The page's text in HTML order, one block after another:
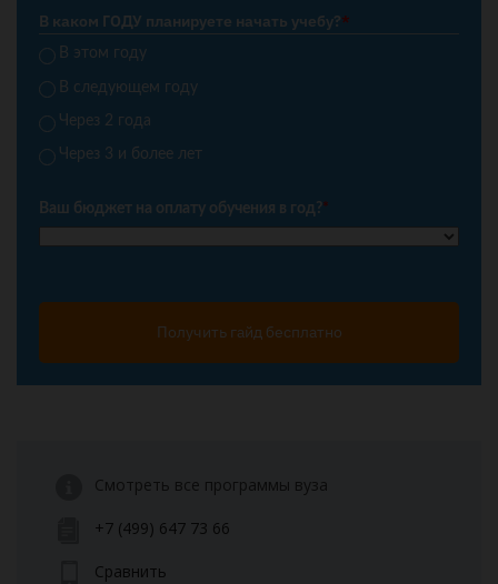
В каком ГОДУ планируете начать учебу?*
В этом году
В следующем году
Через 2 года
Через 3 и более лет
Ваш бюджет на оплату обучения в год?*
Получить гайд бесплатно
Смотреть все программы вуза
+7 (499) 647 73 66
Сравнить